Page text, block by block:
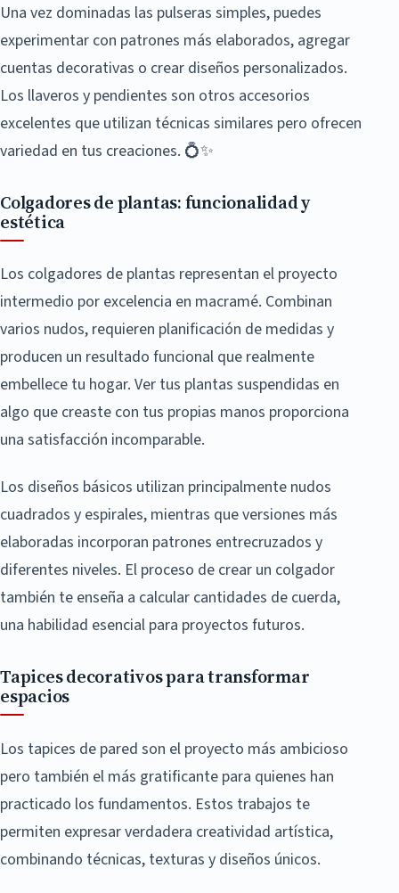
Una vez dominadas las pulseras simples, puedes
experimentar con patrones más elaborados, agregar
cuentas decorativas o crear diseños personalizados.
Los llaveros y pendientes son otros accesorios
excelentes que utilizan técnicas similares pero ofrecen
variedad en tus creaciones. 💍✨
Colgadores de plantas: funcionalidad y
estética
Los colgadores de plantas representan el proyecto
intermedio por excelencia en macramé. Combinan
varios nudos, requieren planificación de medidas y
producen un resultado funcional que realmente
embellece tu hogar. Ver tus plantas suspendidas en
algo que creaste con tus propias manos proporciona
una satisfacción incomparable.
Los diseños básicos utilizan principalmente nudos
cuadrados y espirales, mientras que versiones más
elaboradas incorporan patrones entrecruzados y
diferentes niveles. El proceso de crear un colgador
también te enseña a calcular cantidades de cuerda,
una habilidad esencial para proyectos futuros.
Tapices decorativos para transformar
espacios
Los tapices de pared son el proyecto más ambicioso
pero también el más gratificante para quienes han
practicado los fundamentos. Estos trabajos te
permiten expresar verdadera creatividad artística,
combinando técnicas, texturas y diseños únicos.